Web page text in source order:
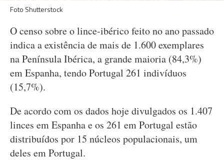
Foto Shutterstock
O censo sobre o lince-ibérico feito no ano passado
indica a existência de mais de 1.600 exemplares
na Península Ibérica, a grande maioria (84,3%)
em Espanha, tendo Portugal 261 indivíduos
(15,7%).
De acordo com os dados hoje divulgados os 1.407
linces em Espanha e os 261 em Portugal estão
distribuídos por 15 núcleos populacionais, um
deles em Portugal.